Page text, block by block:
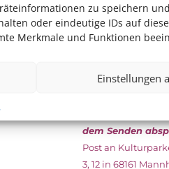
zu speichern
oder eindeutige IDs auf
Merkmale und Funktionen
Einstellungen
esunterschrieben
dem aktuellen
das Kulturparkett
dem Senden
Post an
3, 12 in 68161